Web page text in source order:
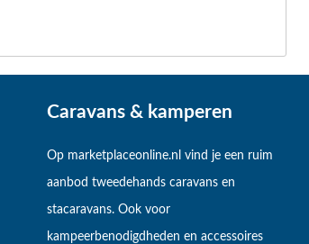
Caravans & kamperen
Op marketplaceonline.nl vind je een ruim
aanbod tweedehands caravans en
stacaravans. Ook voor
kampeerbenodigdheden en accessoires